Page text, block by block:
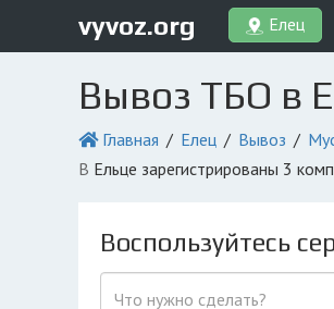
vyvoz.org Елец
Вывоз ТБО в
Главная Елец Вывоз
в Ельце зарегистрированы 3
Воспользуйтесь